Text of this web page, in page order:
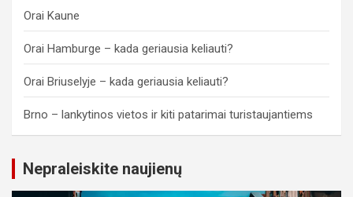
Orai Kaune
Orai Hamburge – kada geriausia keliauti?
Orai Briuselyje – kada geriausia keliauti?
Brno – lankytinos vietos ir kiti patarimai turistaujantiems
Nepraleiskite naujienų